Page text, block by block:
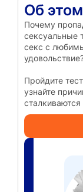
Об
Почему
сексуальные
секс с
Пройдите
узнайте
сталкиваются